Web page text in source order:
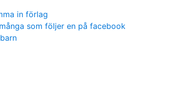
in förlag
som följer en på facebook